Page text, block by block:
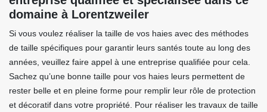
domaine à Lorentzweiler
Si vous voulez réaliser la taille de vos haies avec des méthodes
de taille spécifiques pour garantir leurs santés toute au long des
années, veuillez faire appel à une entreprise qualifiée pour cela.
Sachez qu’une bonne taille pour vos haies leurs permettent de
rester belle et en pleine forme pour remplir leur rôle de protection
et décoratif dans votre propriété. Pour réaliser les travaux de taille